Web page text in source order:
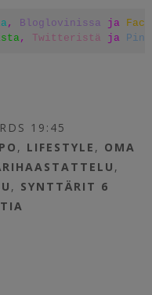
, Bloglovinissa ja
, Twitteristä ja
19:45
, LIFESTYLE , OMA
,
, SYNTTÄRIT 6